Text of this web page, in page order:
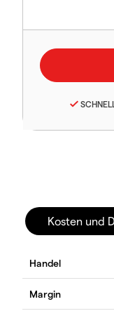
SCHNELL
Kosten und